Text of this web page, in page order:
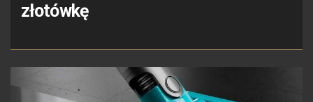
złotówkę